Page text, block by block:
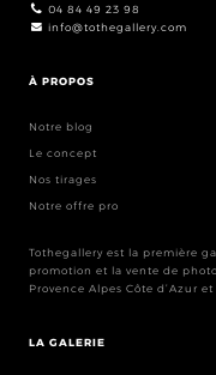
04 84 49 23 98
info@tothegallery.com
À PROPOS
Notre blog
Le concept
Nos tirages
Notre offre pro
Tothegallery est la première
promotion et la vente de
Provence Alpes Côte d’Azur et
LA GALERIE